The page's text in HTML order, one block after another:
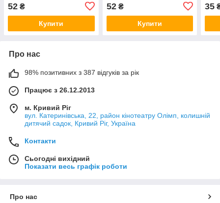
52 ₴
Купити
52₴
Купити
35
Про нас
98% позитивних з 387 відгуків за рік
Працює з 26.12.2013
м. Кривий Ріг
вул. Катеринівська, 22, район кінотеатру Олімп, колишній
дитячий садок, Кривий Ріг, Україна
Контакти
Сьогодні вихідний
Показати весь графік роботи
Про нас